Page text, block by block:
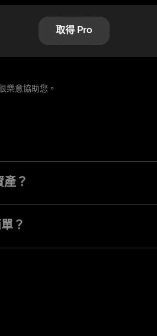
取得 Pro
樂意協助您。
？
提供即時報價、互動圖表及內建市場分
？